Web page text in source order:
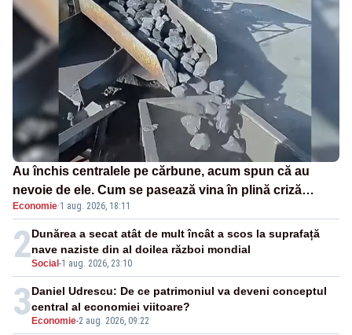
Au închis centralele pe cărbune, acum spun că au
nevoie de ele. Cum se pasează vina în plină criză
energetică
Economie·1 aug. 2026, 18:11
2Social-1 aug. 2026, 23:10
Dunărea a secat atât de mult încât a scos la suprafață
nave naziste din al doilea război mondial
3Economie-2 aug. 2026, 09:22
Daniel Udrescu: De ce patrimoniul va deveni conceptul
central al economiei viitoare?